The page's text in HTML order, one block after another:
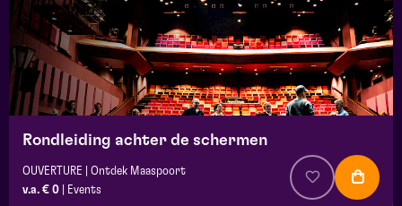
Rondleiding achter de schermen
OUVERTURE | Ontdek Maaspoort
v.a. € 0
Events